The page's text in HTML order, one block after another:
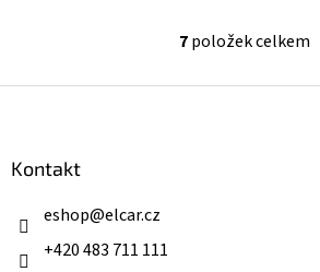
O
l
7položek celkem
Kontakt
eshop@elcar.cz
+420 483 711 111